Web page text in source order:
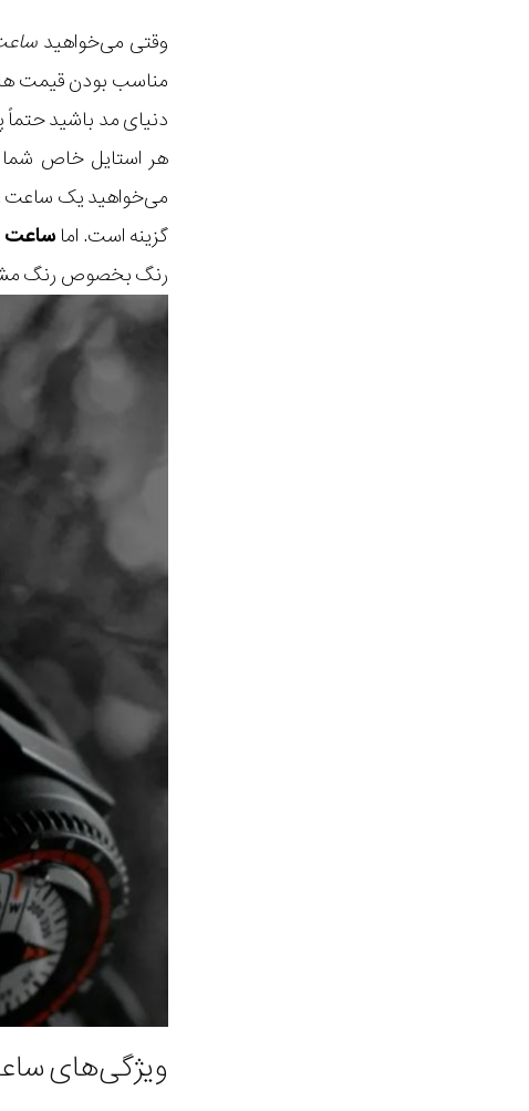
وقتی می‌خواهید
مناسب بودن قیمت
دنیای مد باشید
هر استایل خاص شما
می‌خواهید یک ساعت
گزینه است. اما
رنگ بخصوص رنگ
ویژگی‌های